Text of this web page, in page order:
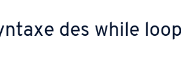
des while